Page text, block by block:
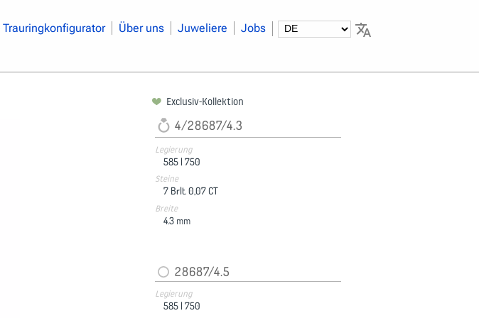
Trauringkonfigurator Über uns Juweliere Jobs
Exclusiv-Kollektion
4/28687/4.3
Legierung
585 | 750
Steine
7 Brlt. 0,07 CT
Breite
4.3 mm
28687/4.5
Legierung
585 | 750